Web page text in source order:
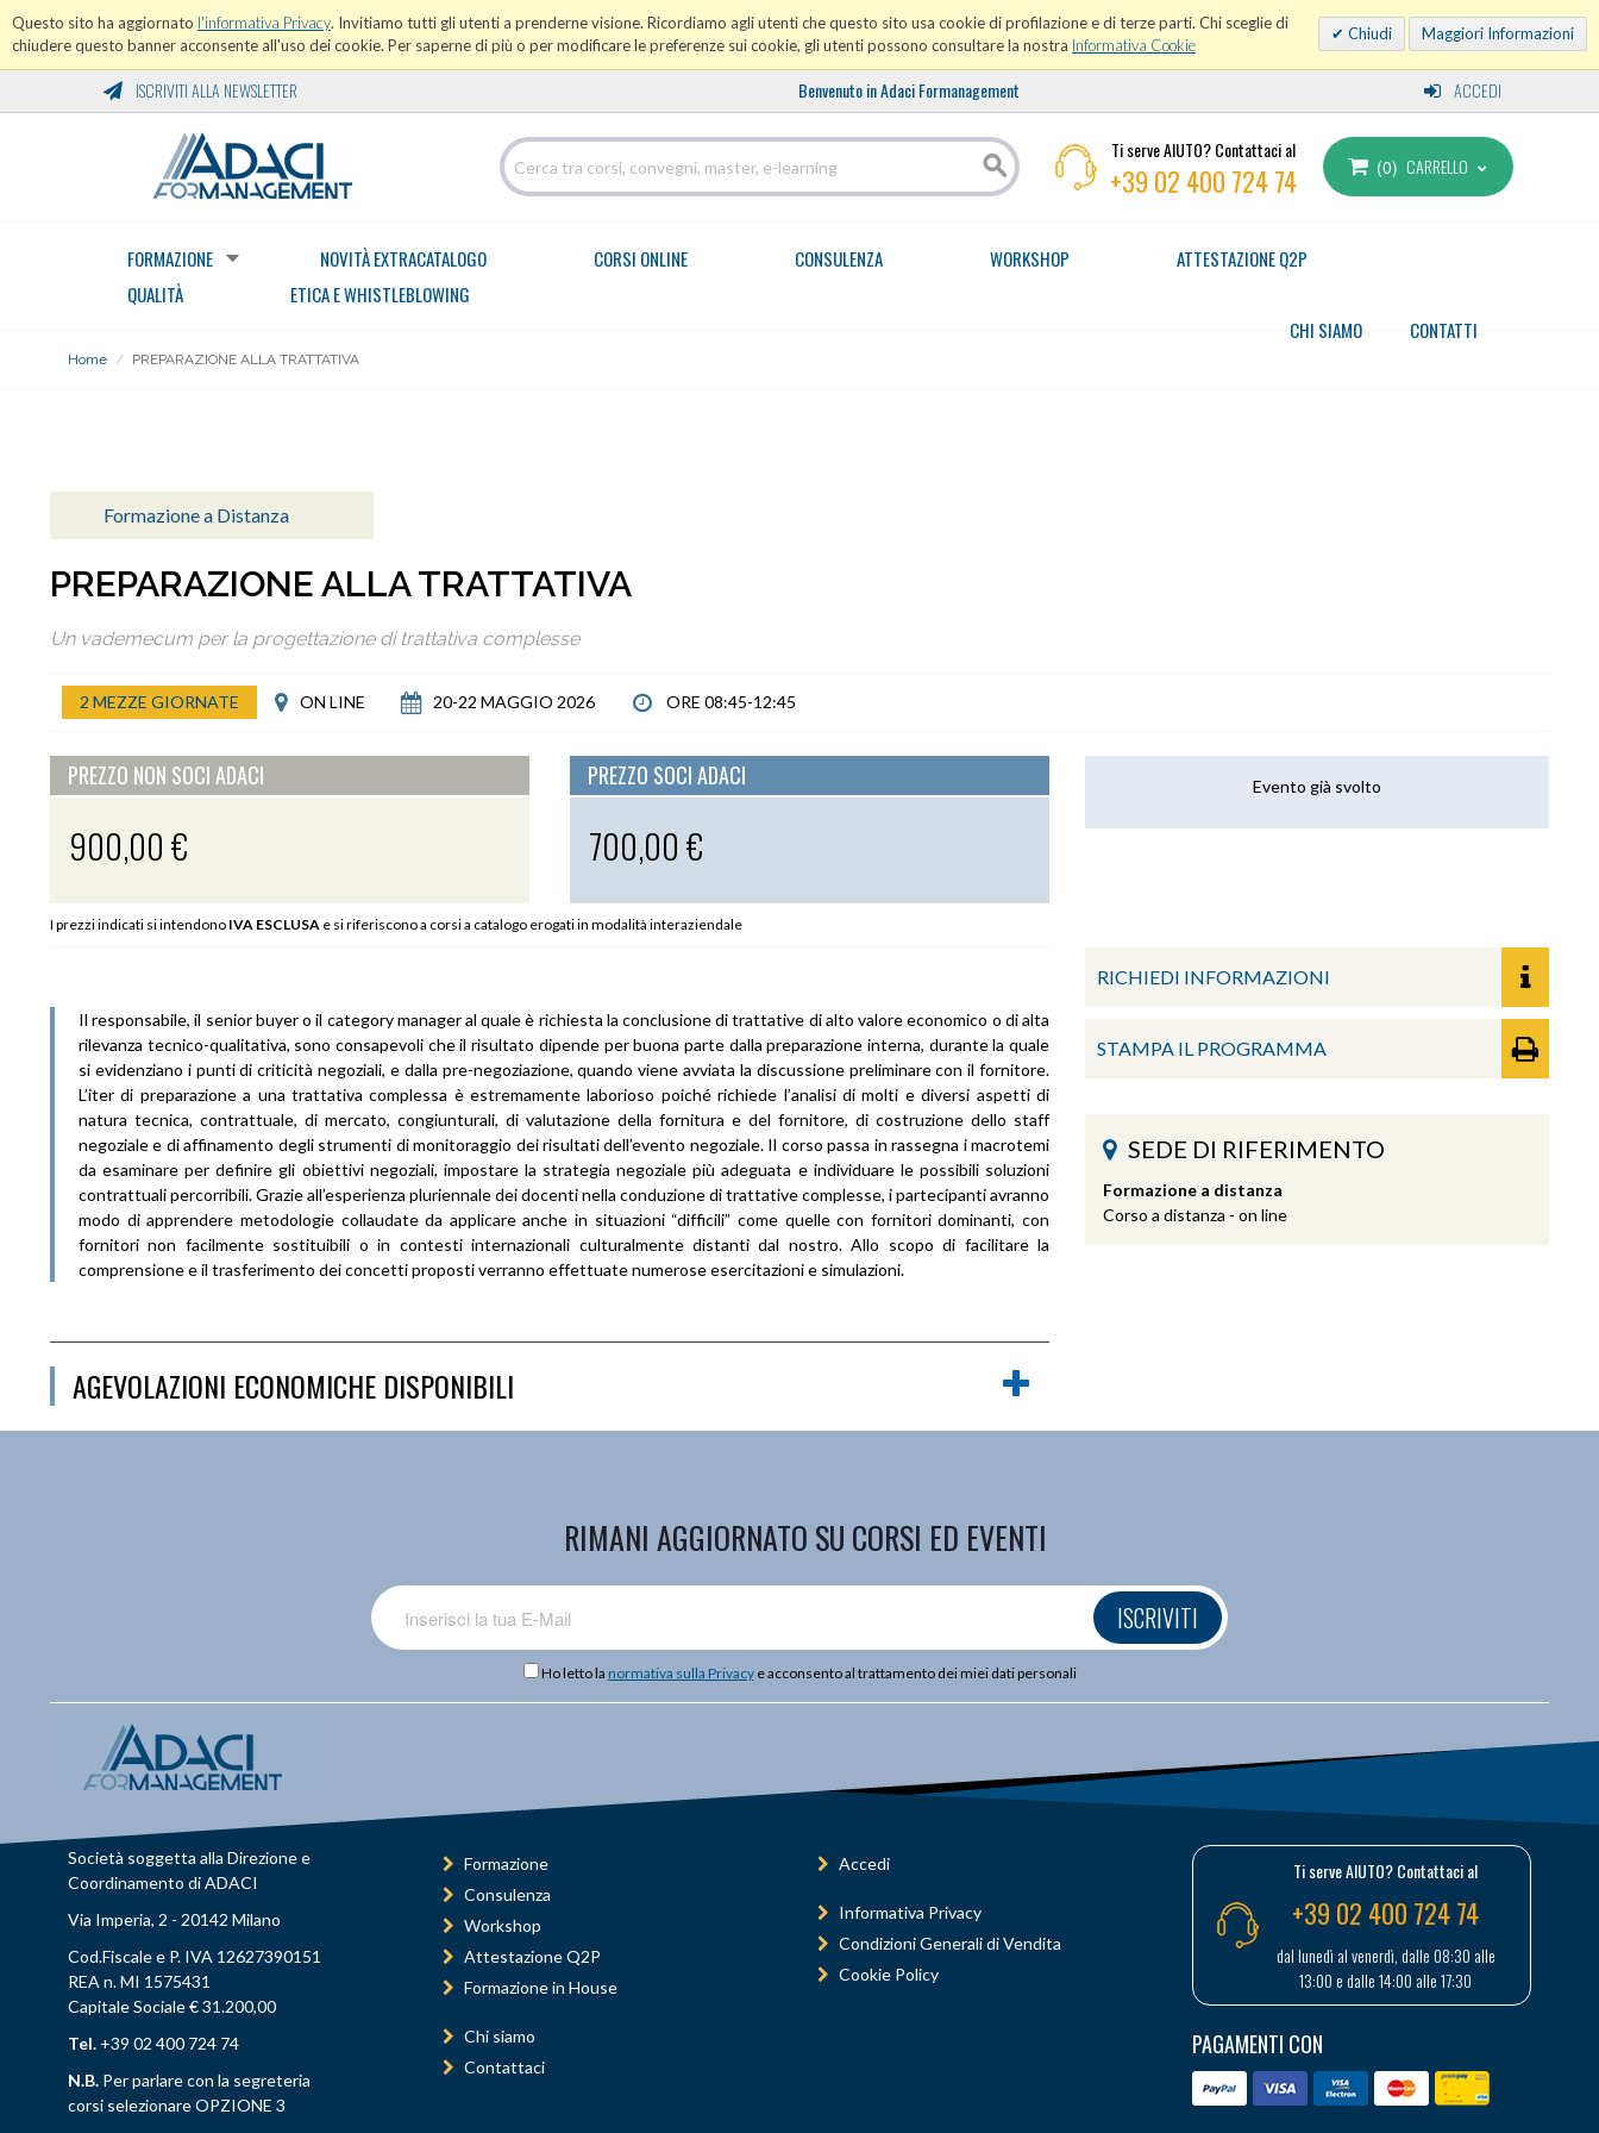
Questo sito ha aggiornato l'informativa Privacy. Invitiamo tutti gli utenti a prenderne visione. Ricordiamo agli utenti che questo sito usa cookie di profilazione e di terze parti. Chi sceglie di
chiudere questo banner acconsente all'uso dei cookie. Per saperne di più o per modificare le preferenze sui cookie, gli utenti possono consultare la nostra Informativa Cookie
Chiudi Maggiori Informazioni
ISCRIVITI ALLA NEWSLETTER Benvenuto in Adaci Formanagement ACCEDI
Ti serve AIUTO? Contattaci al
+39 02 400 724 74 0 CARRELLO
FORMAZIONE NOVITÀ EXTRACATALOGO CORSI ONLINE CONSULENZA WORKSHOP
ATTESTAZIONE Q2P
QUALITÀ
ETICA E WHISTLEBLOWING
CONTATTI
CHI SIAMO
Home / PREPARAZIONE ALLA TRATTATIVA
Formazione a Distanza
PREPARAZIONE ALLA TRATTATIVA
Un vademecum per la progettazione di trattativa complesse
2 MEZZE GIORNATE ON LINE 20-22 MAGGIO 2026 ORE 08:45-12:45
PREZZO NON SOCI ADACI
900,00 €
PREZZO SOCI ADACI
700,00 €
I prezzi indicati si intendono IVA ESCLUSA e si riferiscono a corsi a catalogo erogati in modalità interaziendale
Evento già svolto
Il responsabile, il senior buyer o il category manager al quale è richiesta la conclusione di trattative di alto valore economico o di alta
rilevanza tecnico-qualitativa, sono consapevoli che il risultato dipende per buona parte dalla preparazione interna, durante la quale
si evidenziano i punti di criticità negoziali, e dalla pre-negoziazione, quando viene avviata la discussione preliminare con il fornitore.
L’iter di preparazione a una trattativa complessa è estremamente laborioso poiché richiede l’analisi di molti e diversi aspetti di
natura tecnica, contrattuale, di mercato, congiunturali, di valutazione della fornitura e del fornitore, di costruzione dello staff
negoziale e di affinamento degli strumenti di monitoraggio dei risultati dell’evento negoziale. Il corso passa in rassegna i macrotemi
da esaminare per definire gli obiettivi negoziali, impostare la strategia negoziale più adeguata e individuare le possibili soluzioni
contrattuali percorribili. Grazie all’esperienza pluriennale dei docenti nella conduzione di trattative complesse, i partecipanti avranno
modo di apprendere metodologie collaudate da applicare anche in situazioni “difficili” come quelle con fornitori dominanti, con
fornitori non facilmente sostituibili o in contesti internazionali culturalmente distanti dal nostro. Allo scopo di facilitare la
comprensione e il trasferimento dei concetti proposti verranno effettuate numerose esercitazioni e simulazioni.
AGEVOLAZIONI ECONOMICHE DISPONIBILI
RICHIEDI INFORMAZIONI
STAMPA IL PROGRAMMA
SEDE DI RIFERIMENTO
Formazione a distanza
Corso a distanza - on line
RIMANI AGGIORNATO SU CORSI ED EVENTI
ISCRIVITI
Ho letto la normativa sulla Privacye acconsento al trattamento dei miei dati personali
Società soggetta alla Direzione e
Coordinamento di ADACI
Via Imperia, 2 - 20142 Milano
Cod.Fiscale e P. IVA 12627390151
REA n. MI 1575431
Capitale Sociale € 31.200,00
Tel. +39 02 400 724 74
N.B. Per parlare con la segreteria
corsi selezionare OPZIONE 3
Formazione
Consulenza
Workshop
Attestazione Q2P
Formazione in House
Chi siamo
Contattaci
Accedi
Informativa Privacy
Condizioni Generali di Vendita
Cookie Policy
Ti serve AIUTO? Contattaci al
+39 02 400 724 74
dal lunedì al venerdì, dalle 08:30 alle
13:00 e dalle 14:00 alle 17:30
PAGAMENTI CON